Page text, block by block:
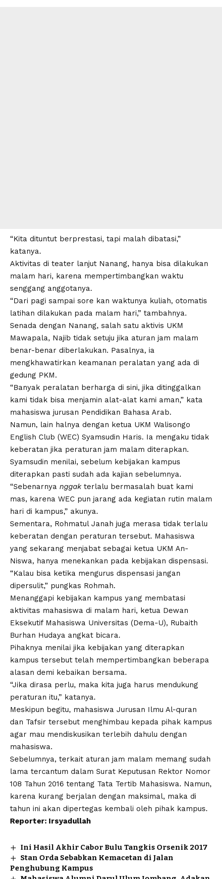
“Kita dituntut berprestasi, tapi malah dibatasi,”
katanya.
Aktivitas di teater lanjut Nanang, hanya bisa dilakukan
malam hari, karena mempertimbangkan waktu
senggang anggotanya.
“Dari pagi sampai sore kan waktunya kuliah, otomatis
latihan dilakukan pada malam hari,” tambahnya.
Senada dengan Nanang, salah satu aktivis UKM
Mawapala, Najib tidak setuju jika aturan jam malam
benar-benar diberlakukan. Pasalnya, ia
mengkhawatirkan keamanan peralatan yang ada di
gedung PKM.
“Banyak peralatan berharga di sini, jika ditinggalkan
kami tidak bisa menjamin alat-alat kami aman,” kata
mahasiswa jurusan Pendidikan Bahasa Arab.
Namun, lain halnya dengan ketua UKM Walisongo
English Club (WEC) Syamsudin Haris. Ia mengaku tidak
keberatan jika peraturan jam malam diterapkan.
Syamsudin menilai, sebelum kebijakan kampus
diterapkan pasti sudah ada kajian sebelumnya.
“Sebenarnya nggakterlalu bermasalah buat kami
mas, karena WEC pun jarang ada kegiatan rutin malam
hari di kampus,” akunya.
Sementara, Rohmatul Janah juga merasa tidak terlalu
keberatan dengan peraturan tersebut. Mahasiswa
yang sekarang menjabat sebagai ketua UKM An-
Niswa, hanya menekankan pada kebijakan dispensasi.
“Kalau bisa ketika mengurus dispensasi jangan
dipersulit,” pungkas Rohmah.
Menanggapi kebijakan kampus yang membatasi
aktivitas mahasiswa di malam hari, ketua Dewan
Eksekutif Mahasiswa Universitas (Dema-U), Rubaith
Burhan Hudaya angkat bicara.
Pihaknya menilai jika kebijakan yang diterapkan
kampus tersebut telah mempertimbangkan beberapa
alasan demi kebaikan bersama.
“Jika dirasa perlu, maka kita juga harus mendukung
peraturan itu,” katanya.
Meskipun begitu, mahasiswa Jurusan Ilmu Al-quran
dan Tafsir tersebut menghimbau kepada pihak kampus
agar mau mendiskusikan terlebih dahulu dengan
mahasiswa.
Sebelumnya, terkait aturan jam malam memang sudah
lama tercantum dalam Surat Keputusan Rektor Nomor
108 Tahun 2016 tentang Tata Tertib Mahasiswa. Namun,
karena kurang berjalan dengan maksimal, maka di
tahun ini akan dipertegas kembali oleh pihak kampus.
Reporter: Irsyadullah
Ini Hasil Akhir Cabor Bulu Tangkis Orsenik 2017
Stan Orda Sebabkan Kemacetan di Jalan
Penghubung Kampus